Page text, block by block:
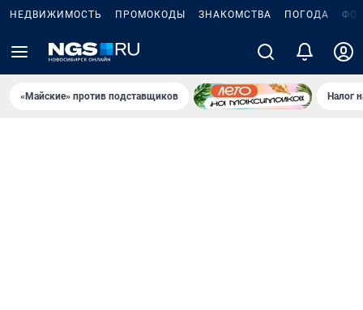
НЕДВИЖИМОСТЬ ПРОМОКОДЫ ЗНАКОМСТВА ПОГОДА
«Майские» против подставщиков Налог